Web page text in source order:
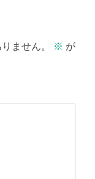
ません。 ※ が